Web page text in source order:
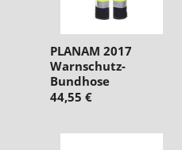
PLANAM 2017
Warnschutz-
Bundhose
44,55 €